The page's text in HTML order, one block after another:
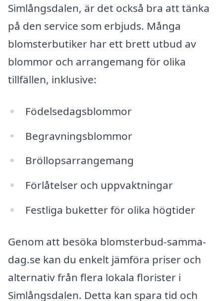
Simlångsdalen, är det också bra att tänka
på den service som erbjuds. Många
blomsterbutiker har ett brett utbud av
blommor och arrangemang för olika
tillfällen, inklusive:
Födelsedagsblommor
Begravningsblommor
Bröllopsarrangemang
Förlåtelser och uppvaktningar
Festliga buketter för olika högtider
Genom att besöka blomsterbud-samma-
dag.se kan du enkelt jämföra priser och
alternativ från flera lokala florister i
Simlångsdalen. Detta kan spara tid och